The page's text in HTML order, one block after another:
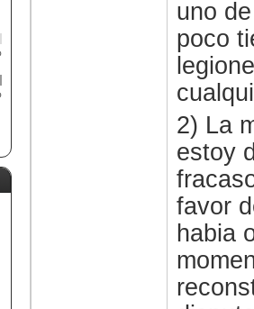
uno
poco
2) La
estoy
favor
habia